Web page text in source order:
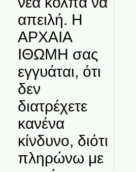
απειλή. Η
ΑΡΧΑΙΑ
ΙΘΩΜΗ σας
εγγυάται, ότι
δεν
διατρέχετε
κανένα
κίνδυνο, διότι
πληρώνω με